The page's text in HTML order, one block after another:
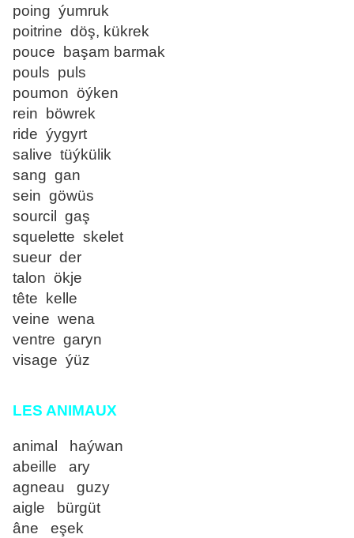
poing ýumruk
poitrine döş, kükrek
pouce başam barmak
pouls puls
poumon öýken
rein böwrek
ride ýygyrt
salive tüýkülik
sang gan
sein göwüs
sourcil gaş
squelette skelet
sueur der
talon ökje
tête kelle
veine wena
ventre garyn
visage ýüz
LES ANIMAUX
animal haýwan
abeille ary
agneau guzy
aigle bürgüt
âne eşek